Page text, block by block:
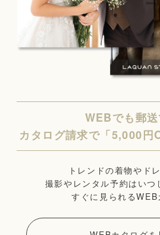
WEBでも郵送
カタログ請求で「5,000円
トレンドの着物やド
撮影やレンタル予約はいつ
すぐに見られるWEB